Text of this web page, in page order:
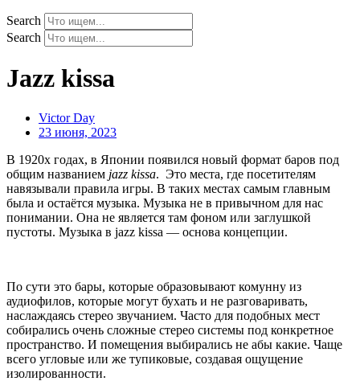
Search
Search
Jazz kissa
Victor Day
23 июня, 2023
В 1920х годах, в Японии появился новый формат баров под
общим названием jazz kissa. Это места, где посетителям
навязывали правила игры. В таких местах самым главным
была и остаётся музыка. Музыка не в привычном для нас
понимании. Она не является там фоном или заглушкой
пустоты. Музыка в jazz kissa — основа концепции.
По сути это бары, которые образовывают комунну из
аудиофилов, которые могут бухать и не разговаривать,
наслаждаясь стерео звучанием. Часто для подобных мест
собирались очень сложные стерео системы под конкретное
пространство. И помещения выбирались не абы какие. Чаще
всего угловые или же тупиковые, создавая ощущение
изолированности.